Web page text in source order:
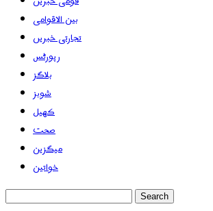
بین الاقوامی
تجارتی خبریں
رپورٹس
بلاگز
شوبز
کھیل
صحت
میگزین
خواتین